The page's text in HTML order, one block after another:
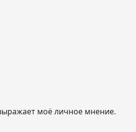
моё личное мнение.